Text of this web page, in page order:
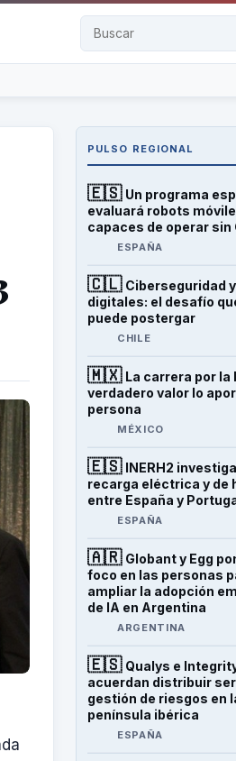
Buscar
PULSO REGIONAL
🇪🇸 Un programa
evaluará robots
capaces de operar sin
ESPAÑA
🇨🇱 Ciberseguridad
digitales: el desafío
puede postergar
CHILE
🇲🇽 La carrera por la
verdadero valor lo
persona
MÉXICO
🇪🇸 INERH2
recarga eléctrica y de
entre España y
ESPAÑA
🇦🇷 Globant y Egg
foco en las personas
ampliar la adopción
de IA en Argentina
ARGENTINA
🇪🇸 Qualys e
acuerdan distribuir
gestión de riesgos en
península ibérica
ESPAÑA